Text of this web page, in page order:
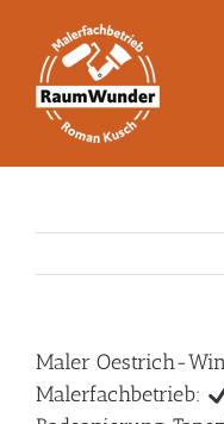
content
Maler Oestrich-
Malerfachbetrieb: